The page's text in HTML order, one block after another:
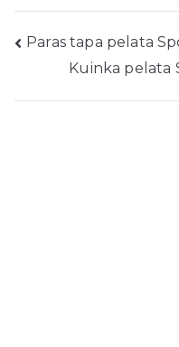
Viesti
navigointi
Paras tapa pelata
Kuinka pelata